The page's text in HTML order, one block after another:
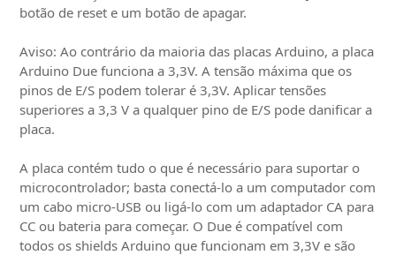
botão de reset e um botão de apagar.
Aviso: Ao contrário da maioria das placas Arduino, a placa
Arduino Due funciona a 3,3V. A tensão máxima que os
pinos de E/S podem tolerar é 3,3V. Aplicar tensões
superiores a 3,3 V a qualquer pino de E/S pode danificar a
placa.
A placa contém tudo o que é necessário para suportar o
microcontrolador; basta conectá-lo a um computador com
um cabo micro-USB ou ligá-lo com um adaptador CA para
CC ou bateria para começar. O Due é compatível com
todos os shields Arduino que funcionam em 3,3V e são